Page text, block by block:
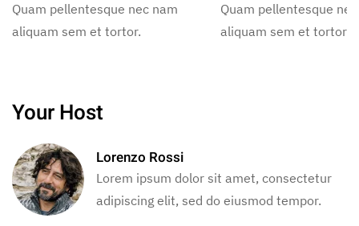
Quam pellentesque nec nam
aliquam sem et tortor.
Quam pellentesque
aliquam sem et tortor.
Your Host
Lorenzo Rossi
Lorem ipsum dolor sit amet, consectetur
adipiscing elit, sed do eiusmod tempor.